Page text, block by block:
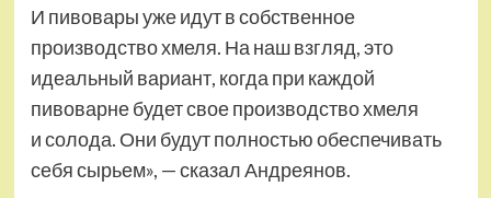
И пивовары уже идут в собственное
производство хмеля. На наш взгляд, это
идеальный вариант, когда при каждой
пивоварне будет свое производство хмеля
и солода. Они будут полностью обеспечивать
себя сырьем», — сказал Андреянов.